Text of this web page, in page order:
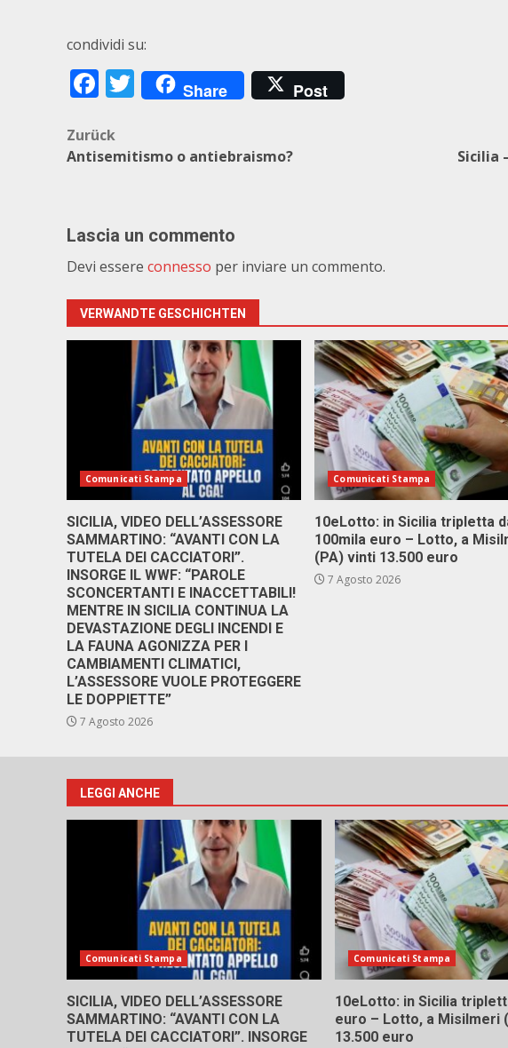
condividi su:
Facebook
Twitter
Share Post
Beitragsnavigation
Zurück
Antisemitismo o antiebraismo?
Sicilia
Lascia un commento
Devi essere connesso per inviare un commento.
VERWANDTE GESCHICHTEN
Comunicati Stampa
SICILIA, VIDEO DELL’ASSESSORE
SAMMARTINO: “AVANTI CON LA
TUTELA DEI CACCIATORI”.
INSORGE IL WWF: “PAROLE
SCONCERTANTI E INACCETTABILI!
MENTRE IN SICILIA CONTINUA LA
DEVASTAZIONE DEGLI INCENDI E
LA FAUNA AGONIZZA PER I
CAMBIAMENTI CLIMATICI,
L’ASSESSORE VUOLE PROTEGGERE
LE DOPPIETTE”
7 Agosto 2026
Comunicati Stampa
10eLotto: in Sicilia tripletta
100mila euro – Lotto, a
(PA) vinti 13.500 euro
7 Agosto 2026
LEGGI ANCHE
Comunicati Stampa
SICILIA, VIDEO DELL’ASSESSORE
SAMMARTINO: “AVANTI CON LA
TUTELA DEI CACCIATORI”. INSORGE
Comunicati Stampa
10eLotto: in Sicilia
euro – Lotto, a Misilmeri
13.500 euro